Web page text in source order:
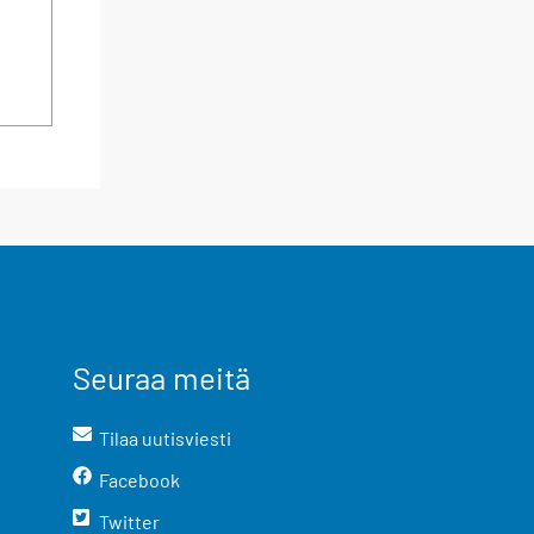
Seuraa meitä
Tilaa uutisviesti
Facebook
Twitter